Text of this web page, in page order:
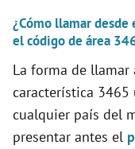
¿Cómo llamar
el código de área
La forma de llamar
característica
cualquier país del
presentar antes el